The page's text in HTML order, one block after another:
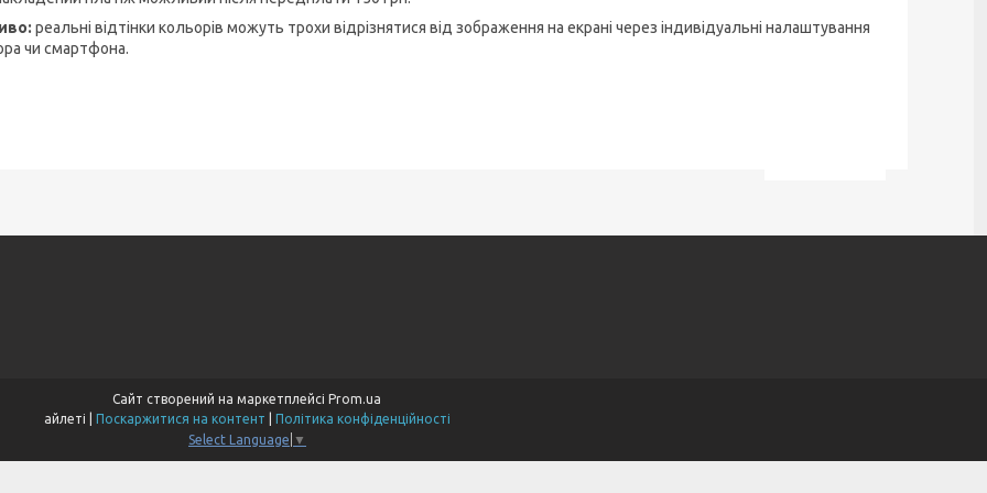
реальні відтінки кольорів можуть трохи відрізнятися від зображення на екрані через індивідуальні налаштування
чи смартфона.
Сайт створений на маркетплейсі Prom.ua
Поскаржитися на контент
Політика конфіденційності
Select Language ▼